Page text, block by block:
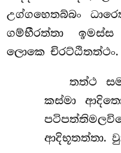
උග්ගහෙතබ්බං
ගම්භීරත්තා
ලොකෙ චිරට්ඨිතත්ථං.
තත්ථ
කස්මා
ආදිභූතත්තා.